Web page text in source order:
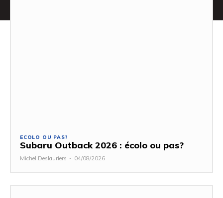
ECOLO OU PAS?
Subaru Outback 2026 : écolo ou pas?
Michel Deslauriers - 04/08/2026